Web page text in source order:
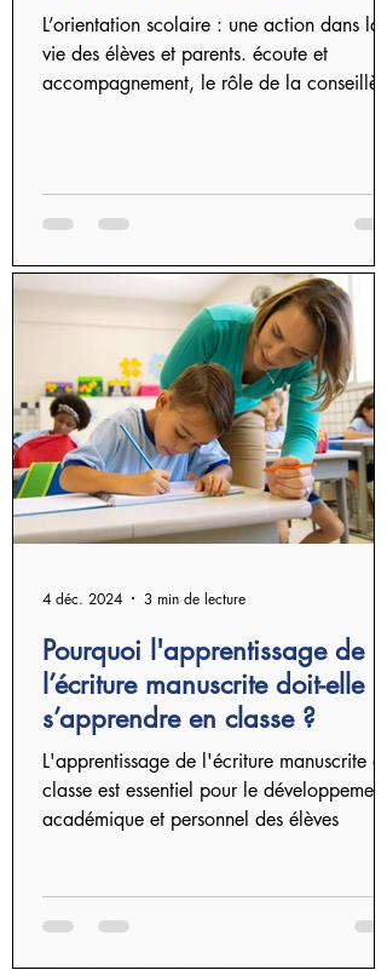
L’orientation scolaire : une action dans la
vie des élèves et parents. écoute et
accompagnement, le rôle de la conseillère
Pourquoi l'apprentissage de
l’écriture manuscrite doit-elle
s’apprendre en classe ?
L'apprentissage de l'écriture manuscrite en
classe est essentiel pour le développement
académique et personnel des élèves
4 déc. 2024 3 min de lecture